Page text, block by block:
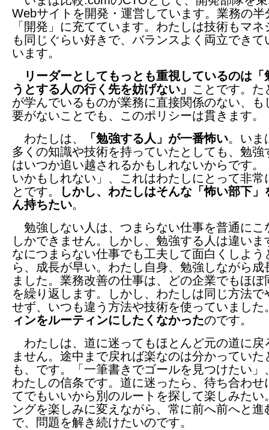
Webサイトを開発・運営しています。業務の半
「開発」に充てています。わたしは技術もマネ
も同じぐらい好きで、バランスよく両立できて
います。
リーダーとしてもっとも重視しているのは「
うとする人の行く先を妨げない」 ことです。た
が学んでいるものが業務に直接関係のない、も
要がないことでも、このポリシーは貫きます。
わたしは、
「勉強する人」が一番怖い。いま
多くの知識や技術を持っていたとしても、勉強
はいつか追い越されるかもしれないからです。
いかもしれない」、これはわたしにとって非常
とです。
しかし、わたしはそんな「怖い部下」
ん持ちたい。
勉強しない人は、つまらない仕事を普通にこ
しかできません。しかし、勉強する人は違いま
なにつまらない仕事でも工夫して面白くしよう
ら、成長が早い。わたし自身、勉強しながら成
ました。業務改善の仕事は、どの企業でもほぼ
を繰り返します。しかし、わたしは同じ方法で
せず、いつも違う方法や技術を使っていました
ィンをルーティンにしたくなかったのです。
わたしは、道に迷ってもほとんど元の道に戻
ません。途中まで戻れば楽なのは分かっていた
も、です。「一筆書きでゴールを見つけたい」
わたしの信条です。道に迷ったら、待ち合わせ
てでもいいから別のルートを探して楽しみたい
ングを楽しみに変えながら、常に前へ前へと進
で、問題を解き続けたいのです。